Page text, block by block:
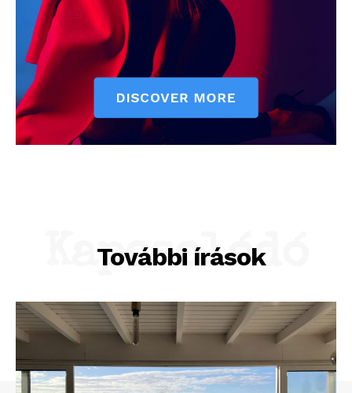
További írások
Kapcsolódó